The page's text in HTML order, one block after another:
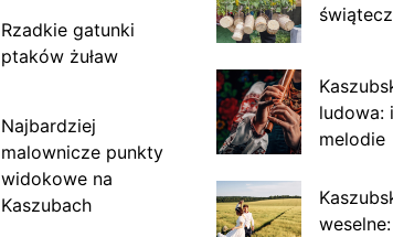
Rzadkie gatunki
ptaków żuław
Najbardziej
malownicze punkty
widokowe na
Kaszubach
ludowa:
melodie